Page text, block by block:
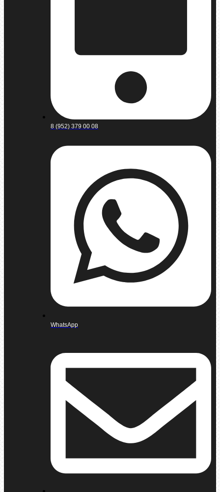
8 (952) 379 00 08
WhatsApp